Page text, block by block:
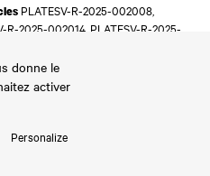
PLATESV-R-2025-002008,
R-2025-002014, PLATESV-R-2025-
donne le
activer
Personalize